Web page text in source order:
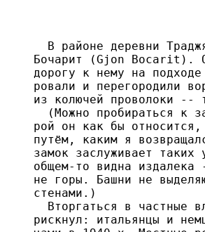
В районе деревни
Бочарит (Gjon Bocarit).
дорогу к нему на
ровали и перегородили
из колючей проволоки --
(Можно пробираться к
рой он как бы
путём, каким я
замок заслуживает
общем-то видна
не горы. Башни не
стенами.)
Вторгаться в частные
рискнул: итальянцы и